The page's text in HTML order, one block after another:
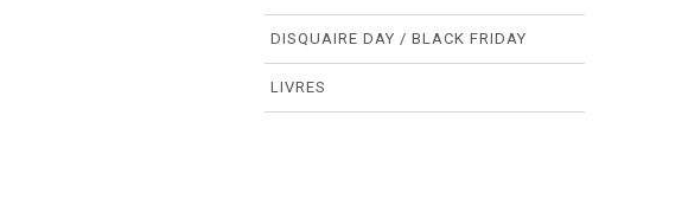
DISQUAIRE DAY / BLACK FRIDAY
LIVRES